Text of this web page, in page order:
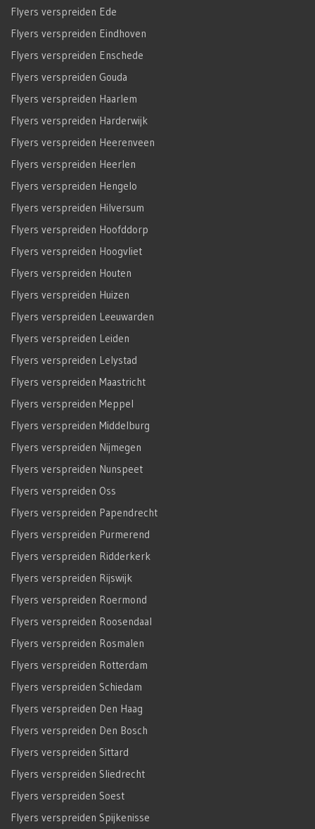
Flyers verspreiden Ede
Flyers verspreiden Eindhoven
Flyers verspreiden Enschede
Flyers verspreiden Gouda
Flyers verspreiden Haarlem
Flyers verspreiden Harderwijk
Flyers verspreiden Heerenveen
Flyers verspreiden Heerlen
Flyers verspreiden Hengelo
Flyers verspreiden Hilversum
Flyers verspreiden Hoofddorp
Flyers verspreiden Hoogvliet
Flyers verspreiden Houten
Flyers verspreiden Huizen
Flyers verspreiden Leeuwarden
Flyers verspreiden Leiden
Flyers verspreiden Lelystad
Flyers verspreiden Maastricht
Flyers verspreiden Meppel
Flyers verspreiden Middelburg
Flyers verspreiden Nijmegen
Flyers verspreiden Nunspeet
Flyers verspreiden Oss
Flyers verspreiden Papendrecht
Flyers verspreiden Purmerend
Flyers verspreiden Ridderkerk
Flyers verspreiden Rijswijk
Flyers verspreiden Roermond
Flyers verspreiden Roosendaal
Flyers verspreiden Rosmalen
Flyers verspreiden Rotterdam
Flyers verspreiden Schiedam
Flyers verspreiden Den Haag
Flyers verspreiden Den Bosch
Flyers verspreiden Sittard
Flyers verspreiden Sliedrecht
Flyers verspreiden Soest
Flyers verspreiden Spijkenisse